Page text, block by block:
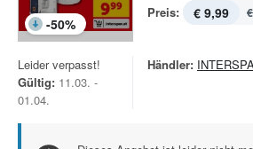
-50%
Preis: € 9,99
Leider verpasst!
Gültig: 11.03. -
01.04.
Händler: